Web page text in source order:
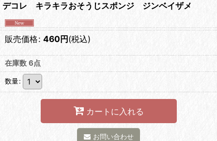
デコレ キラキラおそうじスポンジ ジンベイザメ
販売価格: 460円(税込)
在庫数 6点
数量:
カートに入れる
お問い合わせ